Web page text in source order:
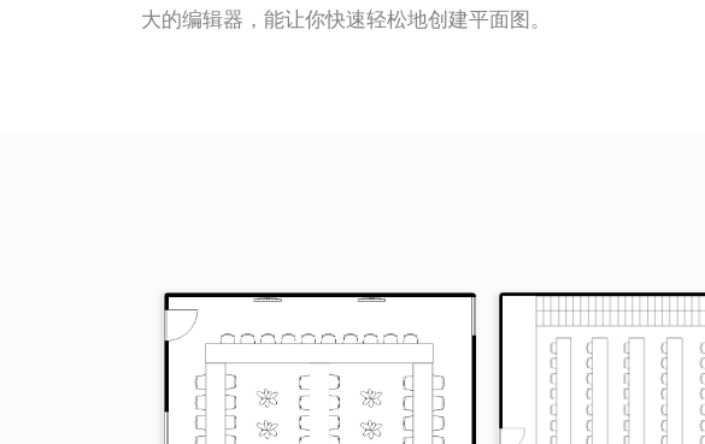
大的编辑器，能让你快速轻松地创建平面图。